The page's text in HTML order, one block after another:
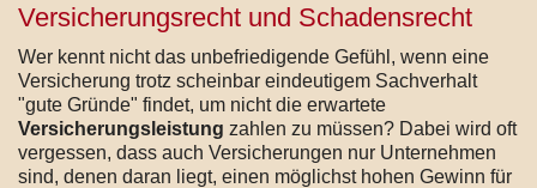
Versicherungsrecht und Schadensrecht
Wer kennt nicht das unbefriedigende Gefühl, wenn eine
Versicherung trotz scheinbar eindeutigem Sachverhalt
"gute Gründe" findet, um nicht die erwartete
Versicherungsleistung zahlen zu müssen? Dabei wird oft
vergessen, dass auch Versicherungen nur Unternehmen
sind, denen daran liegt, einen möglichst hohen Gewinn für